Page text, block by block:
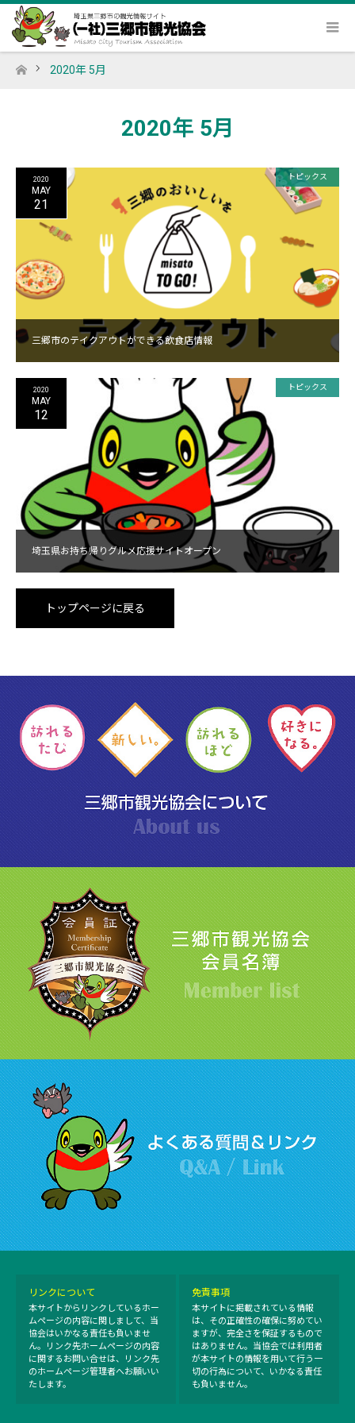
2020年 5月
2020年 5月
三郷市のテイクアウトができる飲食店情報
2020
MAY
21
トピックス
埼玉県お持ち帰りグルメ応援サイトオープン
2020
MAY
12
トピックス
トップページに戻る
リンクについて
本サイトからリンクしているホー
ムページの内容に関しまして、当
協会はいかなる責任も負いませ
ん。リンク先ホームページの内容
に関するお問い合せは、リンク先
のホームページ管理者へお願いい
たします。
免責事項
本サイトに掲載されている情報
は、その正確性の確保に努めてい
ますが、完全さを保証するもので
はありません。当協会では利用者
が本サイトの情報を用いて行う一
切の行為について、いかなる責任
も負いません。